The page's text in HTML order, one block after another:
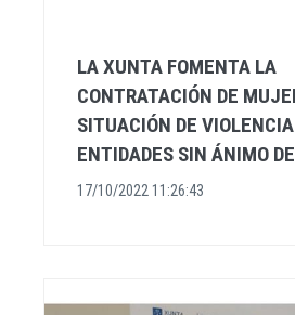
LA XUNTA FOMENTA LA
CONTRATACIÓN DE
SITUACIÓN DE
ENTIDADES SIN ÁNIMO
17/10/2022 11:26:43